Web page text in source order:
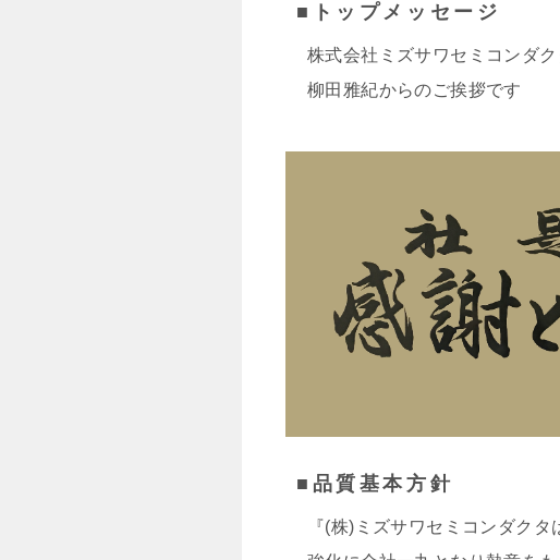
■トップメッセージ
株式会社ミズサワセミコンダ
柳田雅紀からのご挨拶です
■品質基本方針
『(株)ミズサワセミコンダクタ